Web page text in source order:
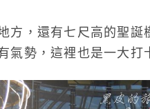
方，還有七尺高的聖
氣勢，這裡也是一大打